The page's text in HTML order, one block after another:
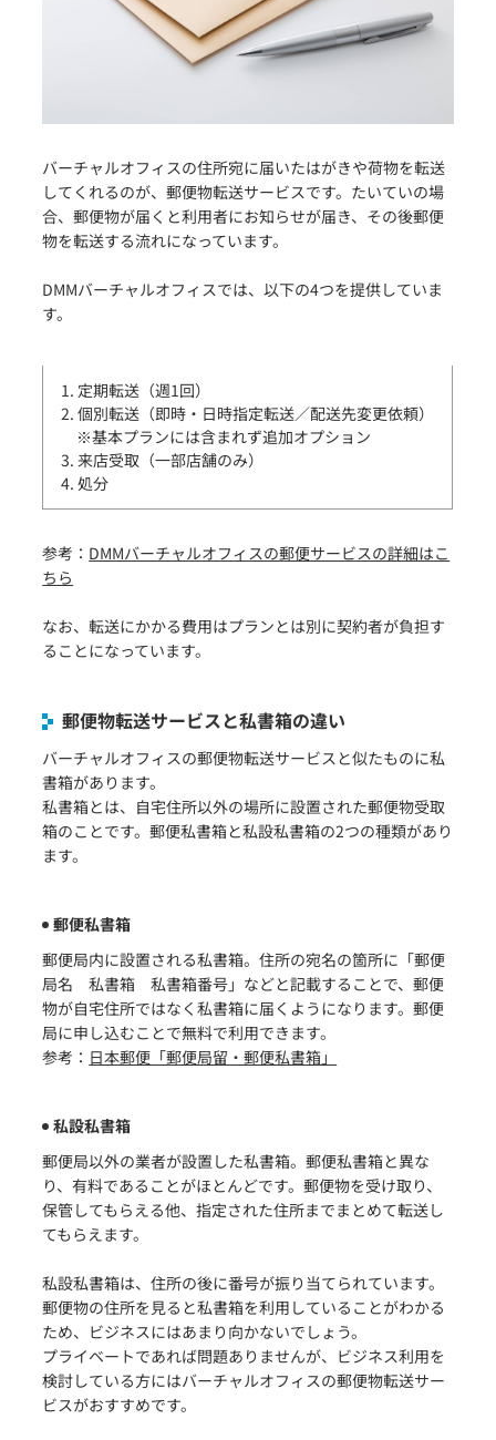
バーチャルオフィスの住所宛に届いたはがきや荷物を転送
してくれるのが、郵便物転送サービスです。たいていの場
合、郵便物が届くと利用者にお知らせが届き、その後郵便
物を転送する流れになっています。
DMMバーチャルオフィスでは、以下の4つを提供していま
す。
1. 定期転送（週1回）
2. 個別転送（即時・日時指定転送／配送先変更依頼）
※基本プランには含まれず追加オプション
3. 来店受取（一部店舗のみ）
4. 処分
参考： DMMバーチャルオフィスの郵便サービスの詳細はこ
ちら
なお、転送にかかる費用はプランとは別に契約者が負担す
ることになっています。
郵便物転送サービスと私書箱の違い
バーチャルオフィスの郵便物転送サービスと似たものに私
書箱があります。
私書箱とは、自宅住所以外の場所に設置された郵便物受取
箱のことです。郵便私書箱と私設私書箱の2つの種類があり
ます。
郵便私書箱
郵便局内に設置される私書箱。住所の宛名の箇所に「郵便
局名 私書箱 私書箱番号」などと記載することで、郵便
物が自宅住所ではなく私書箱に届くようになります。郵便
局に申し込むことで無料で利用できます。
参考： 日本郵便「郵便局留・郵便私書箱」
私設私書箱
郵便局以外の業者が設置した私書箱。郵便私書箱と異な
り、有料であることがほとんどです。郵便物を受け取り、
保管してもらえる他、指定された住所までまとめて転送し
てもらえます。
私設私書箱は、住所の後に番号が振り当てられています。
郵便物の住所を見ると私書箱を利用していることがわかる
ため、ビジネスにはあまり向かないでしょう。
プライベートであれば問題ありませんが、ビジネス利用を
検討している方にはバーチャルオフィスの郵便物転送サー
ビスがおすすめです。